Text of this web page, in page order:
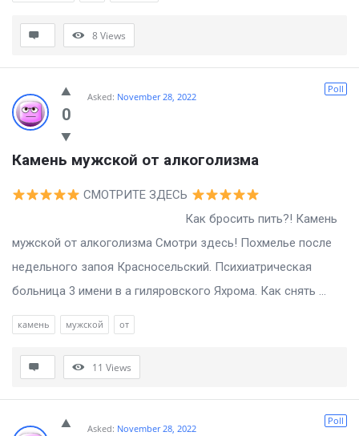
8Views
0
Poll
Asked: November 28, 2022
Камень мужской от алкоголизма
СМОТРИТЕ ЗДЕСЬ
Как бросить пить?! Камень
мужской от алкоголизма Смотри здесь! Похмелье после
недельного запоя Красносельский. Психиатрическая
больница 3 имени в а гиляровского Яхрома. Как снять ...
камень мужской от
11 Views
Poll
Asked: November 28, 2022